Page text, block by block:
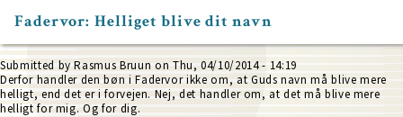
Komme
rige
Fadervor: Helliget blive dit navn
Submitted byRasmus Bruun on Thu, 04/10/2014 - 14:19
Derfor handler den bøn i Fadervor ikke om, at Guds navn må blive mere
helligt, end det er i forvejen. Nej, det handler om, at det må blive mere
helligt for mig. Og for dig.